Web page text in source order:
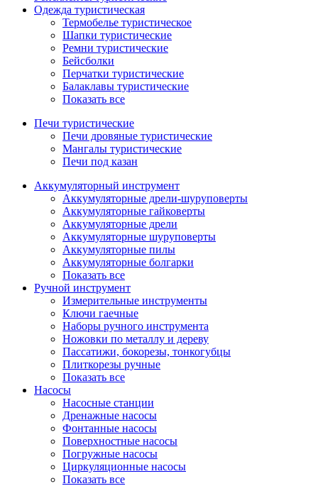
Одежда туристическая
Термобелье туристическое
Шапки туристические
Ремни туристические
Бейсболки
Перчатки туристические
Балаклавы туристические
Показать все
Печи туристические
Печи дровяные туристические
Мангалы туристические
Печи под казан
Аккумуляторный инструмент
Аккумуляторные дрели-шуруповерты
Аккумуляторные гайковерты
Аккумуляторные дрели
Аккумуляторные шуруповерты
Аккумуляторные пилы
Аккумуляторные болгарки
Показать все
Ручной инструмент
Измерительные инструменты
Ключи гаечные
Наборы ручного инструмента
Ножовки по металлу и дереву
Пассатижи, бокорезы, тонкогубцы
Плиткорезы ручные
Показать все
Насосы
Насосные станции
Дренажные насосы
Фонтанные насосы
Поверхностные насосы
Погружные насосы
Циркуляционные насосы
Показать все